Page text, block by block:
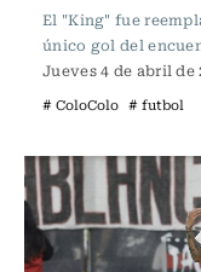
El "King" fue
único gol del
Jueves 4 de abril de
# ColoColo # futbol